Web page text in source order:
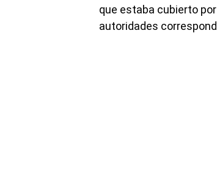
que estaba cubierto
autoridades